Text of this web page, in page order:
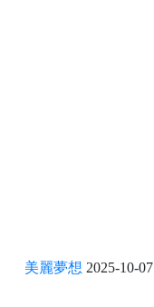
美麗夢想 2025-10-07